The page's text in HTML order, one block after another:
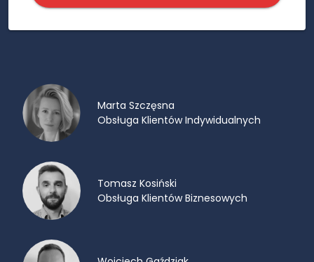
Marta Szczęsna
Obsługa Klientów Indywidualnych
Tomasz Kosiński
Obsługa Klientów Biznesowych